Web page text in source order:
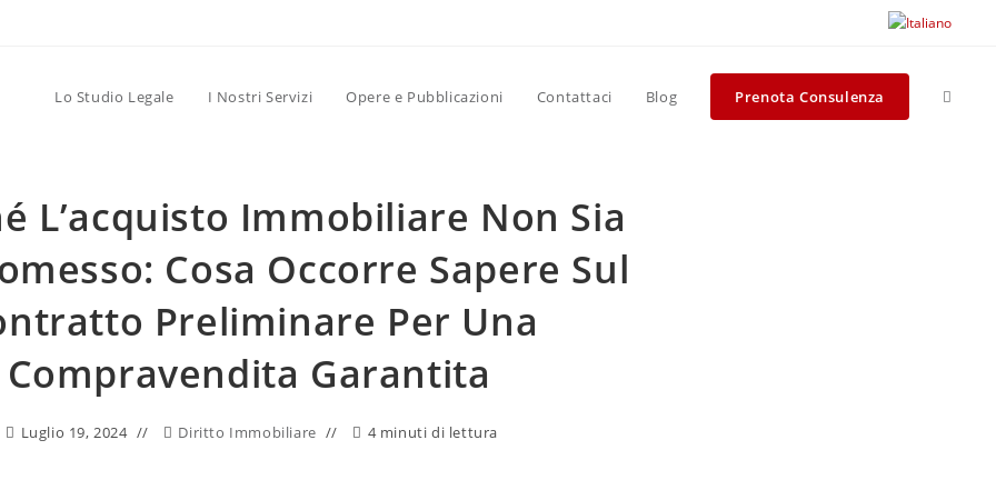
Lo Studio Legale I Nostri Servizi Opere e Pubblicazioni Contattaci Blog Prenota Consulenza Attiva/
L’acquisto Immobiliare Non Sia
Cosa Occorre Sapere Sul
Preliminare Per Una
Compravendita Garantita
Luglio 19, 2024 Diritto Immobiliare 4 minuti di lettura